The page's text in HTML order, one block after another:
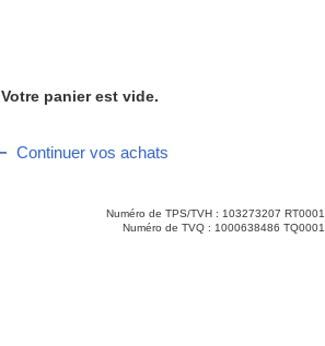
Votre panier est vide.
Continuer vos achats
Numéro de TPS/TVH : 103273207 RT0001
Numéro de TVQ : 1000638486 TQ0001